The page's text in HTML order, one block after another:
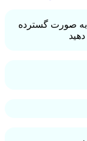
به صورت گسترده